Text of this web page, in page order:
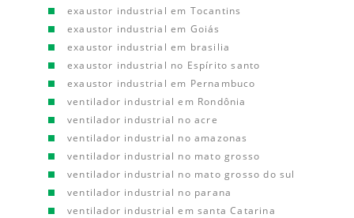
exaustor industrial em Tocantins
exaustor industrial em Goiás
exaustor industrial em brasilia
exaustor industrial no Espírito santo
exaustor industrial em Pernambuco
ventilador industrial em Rondônia
ventilador industrial no acre
ventilador industrial no amazonas
ventilador industrial no mato grosso
ventilador industrial no mato grosso do sul
ventilador industrial no parana
ventilador industrial em santa Catarina